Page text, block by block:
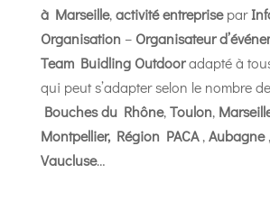
à Marseille,activité entreprisepar
Organisation – Organisateur
Team Buidling Outdooradapté à
qui peut s’adapter selon le nombre
Bouches du Rhône,Toulon,
Montpellier,Région PACA,Aubagne,
Vaucluse…